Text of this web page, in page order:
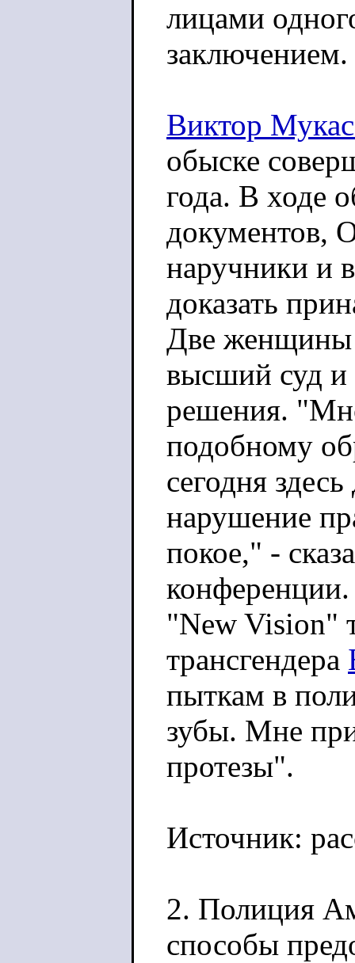
лицами
заключением.
Виктор
обыске
года. В ходе
документов,
наручники и
доказать
Две женщины
высший суд и
решения.
подобному
сегодня
нарушение
покое," -
"New Vision"
трансгендера
пыткам в
зубы. Мне
протезы".
Источник:
2. Полиция
способы